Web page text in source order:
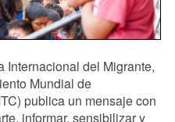
Internacional del Migrante,
Mundial de
publica un mensaje con
informar, sensibilizar y